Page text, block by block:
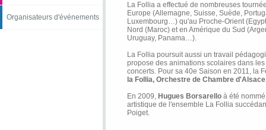
Organisateurs d'événements
La Follia a effectué de nombreuses
Europe (Allemagne, Suisse, Suède,
Luxembourg…) qu'au Proche-Orient
Nord (Maroc) et en Amérique du Sud
Uruguay, Panama…).
La Follia poursuit aussi un travail
propose des animations scolaires dans
concerts. Pour sa 40e Saison en 2011, la
la Follia, Orchestre de Chambre
En 2009, Hugues Borsarello à été
artistique de l'ensemble La Follia
Poiget.